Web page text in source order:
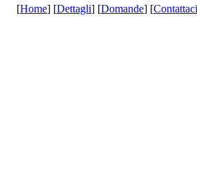
[Home] [Dettagli] [Domande] [Contattaci